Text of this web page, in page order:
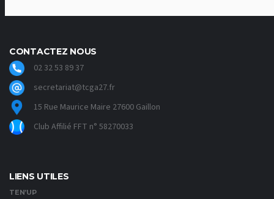
CONTACTEZ NOUS
02 32 53 89 37
secretariat@tcga27.fr
15 Rue Maurice Maire 27600 Gaillon
Club Affilié FFT n° 58270033
LIENS UTILES
TEN’UP